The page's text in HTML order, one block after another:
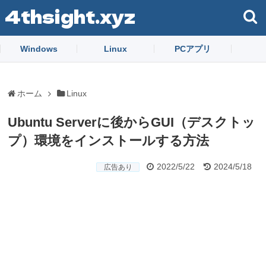
4thsight.xyz
Windows Linux PCアプリ
ホーム Linux
Ubuntu Serverに後からGUI（デスクトッ
プ）環境をインストールする方法
広告あり 2022/5/22 2024/5/18